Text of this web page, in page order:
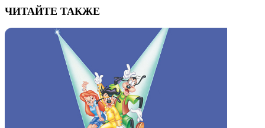
ЧИТАЙТЕ ТАКЖЕ